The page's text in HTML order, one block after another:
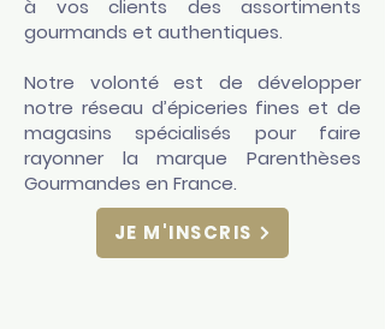
à vos clients des assortiments
gourmands et authentiques.
Notre volonté est de développer
notre réseau d’épiceries fines et de
magasins spécialisés pour faire
rayonner la marque Parenthèses
Gourmandes en France.
JE M'INSCRIS